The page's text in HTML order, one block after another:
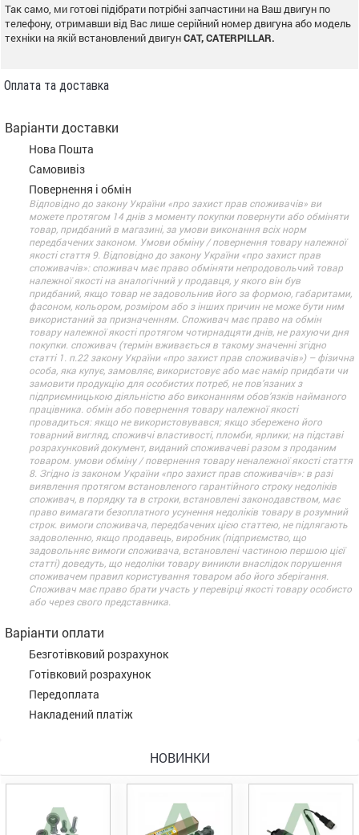
Так само, ми готові підібрати потрібні запчастини на Ваш двигун по
телефону, отримавши від Вас лише серійний номер двигуна або модель
техніки на якій встановлений двигунCAT, CATERPILLAR.
Оплата та доставка
Варіанти доставки
Нова Пошта
Самовивіз
Повернення і обмін
Відповідно до закону України «про захист прав споживачів» ви
можете протягом 14 днів з моменту покупки повернути або обміняти
товар, придбаний в магазині, за умови виконання всіх норм
передбачених законом. Умови обміну / повернення товару належної
якості стаття 9. Відповідно до закону України «про захист прав
споживачів»: споживач має право обміняти непродовольчий товар
належної якості на аналогічний у продавця, у якого він був
придбаний, якщо товар не задовольнив його за формою, габаритами,
фасоном, кольором, розміром або з інших причин не може бути ним
використаний за призначенням. Споживач має право на обмін
товару належної якості протягом чотирнадцяти днів, не рахуючи дня
покупки. споживач (термін вживається в такому значенні згідно
статті 1. п.22 закону України «про захист прав споживачів») – фізична
особа, яка купує, замовляє, використовує або має намір придбати чи
замовити продукцію для особистих потреб, не пов’язаних з
підприємницькою діяльністю або виконанням обов’язків найманого
працівника. обмін або повернення товару належної якості
провадиться: якщо не використовувався; якщо збережено його
товарний вигляд, споживчі властивості, пломби, ярлики; на підставі
розрахунковий документ, виданий споживачеві разом з проданим
товаром. умови обміну / повернення товару неналежної якості стаття
8. Згідно із законом України «про захист прав споживачів»: в разі
виявлення протягом встановленого гарантійного строку недоліків
споживач, в порядку та в строки, встановлені законодавством, має
право вимагати безоплатного усунення недоліків товару в розумний
строк. вимоги споживача, передбачених цією статтею, не підлягають
задоволенню, якщо продавець, виробник (підприємство, що
задовольняє вимоги споживача, встановлені частиною першою цієї
статті) доведуть, що недоліки товару виникли внаслідок порушення
споживачем правил користування товаром або його зберігання.
Споживач має право брати участь у перевірці якості товару особисто
або через свого представника.
Варіанти оплати
Безготівковий розрахунок
Готівковий розрахунок
Передоплата
Накладений платіж
НОВИНКИ